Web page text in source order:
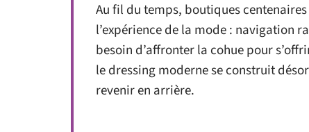
Au fil du temps, boutiques
l’expérience de la mode : navigation
besoin d’affronter la cohue pour
le dressing moderne se construit
revenir en arrière.